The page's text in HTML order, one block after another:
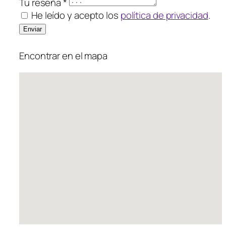
Tu reseña *
He leído y acepto los política de privacidad.
Encontrar en el mapa